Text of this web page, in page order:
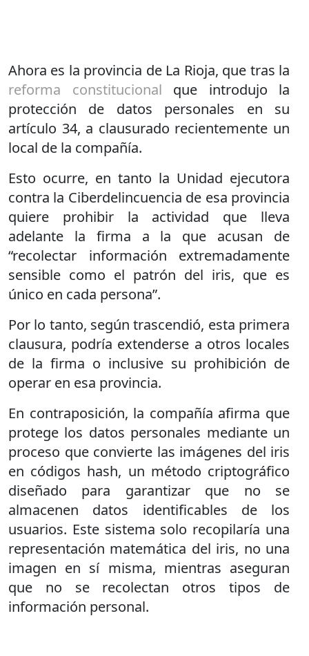
Ahora es la provincia de La Rioja, que tras la
reforma constitucional que introdujo la
protección de datos personales en su
artículo 34, a clausurado recientemente un
local de la compañía.
Esto ocurre, en tanto la Unidad ejecutora
contra la Ciberdelincuencia de esa provincia
quiere prohibir la actividad que lleva
adelante la firma a la que acusan de
“recolectar información extremadamente
sensible como el patrón del iris, que es
único en cada persona”.
Por lo tanto, según trascendió, esta primera
clausura, podría extenderse a otros locales
de la firma o inclusive su prohibición de
operar en esa provincia.
En contraposición, la compañía afirma que
protege los datos personales mediante un
proceso que convierte las imágenes del iris
en códigos hash, un método criptográfico
diseñado para garantizar que no se
almacenen datos identificables de los
usuarios. Este sistema solo recopilaría una
representación matemática del iris, no una
imagen en sí misma, mientras aseguran
que no se recolectan otros tipos de
información personal.